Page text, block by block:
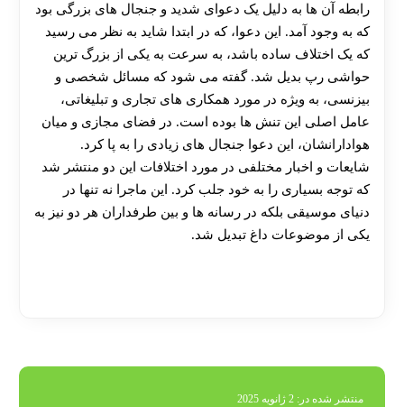
رابطه آن ها به دلیل یک دعوای شدید و جنجال‌ های بزرگی بود
که به وجود آمد. این دعوا، که در ابتدا شاید به نظر می‌ رسید
که یک اختلاف ساده باشد، به سرعت به یکی از بزرگ ترین
حواشی رپ بدیل شد. گفته می‌ شود که مسائل شخصی و
بیزنسی، به ویژه در مورد همکاری‌ های تجاری و تبلیغاتی،
عامل اصلی این تنش‌ ها بوده است. در فضای مجازی و میان
هوادارانشان، این دعوا جنجال‌ های زیادی را به پا کرد.
شایعات و اخبار مختلفی در مورد اختلافات این دو منتشر شد
که توجه بسیاری را به خود جلب کرد. این ماجرا نه تنها در
دنیای موسیقی بلکه در رسانه‌ ها و بین طرفداران هر دو نیز به
یکی از موضوعات داغ تبدیل شد.
منتشر شده در: 2 ژانویه 2025